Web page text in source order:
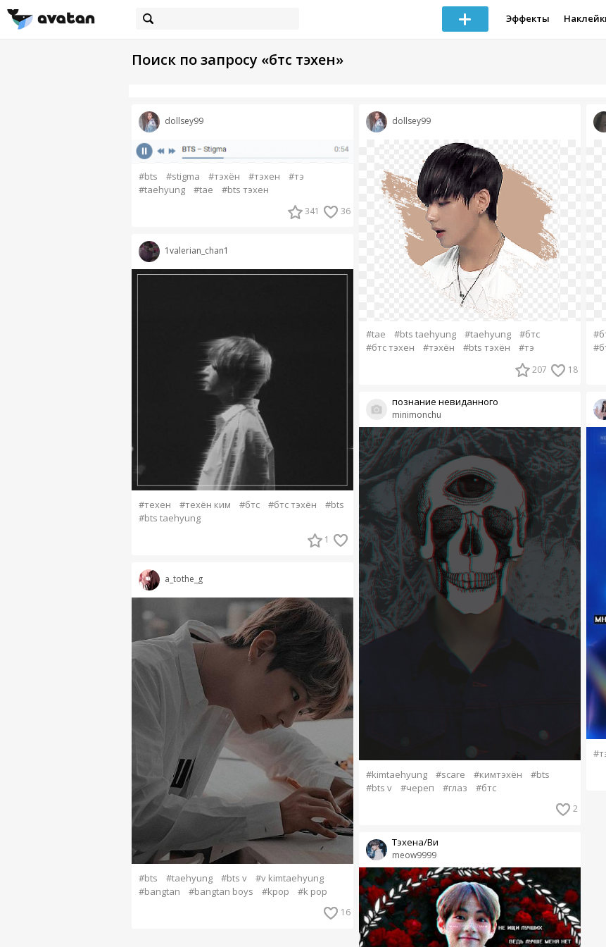
Эффекты
Поиск по запросу «бтс тэхен»
dollsey99
#bts #stigma #тэхён #тэхен
#тэ
#taehyung
#tae #bts тэхен
341 36
1valerian_chan1
#техен #техён ким #бтс #бтс тэхён
#bts
#bts taehyung
1
a_tothe_g
#bts #taehyung #bts v
#v kimtaehyung
#bangtan
#bangtan boys #kpop #k pop
16
dollsey99
#tae #bts taehyung #taehyung
#бтс
#бтс тэхен
#тэхён #bts тэхён #тэ
207 18
minimonchu
познание невиданного
#kimtaehyung #scare #кимтэхён
#bts
#bts v
#череп #глаз #бтс
2
meow9999
Тэхена/Ви